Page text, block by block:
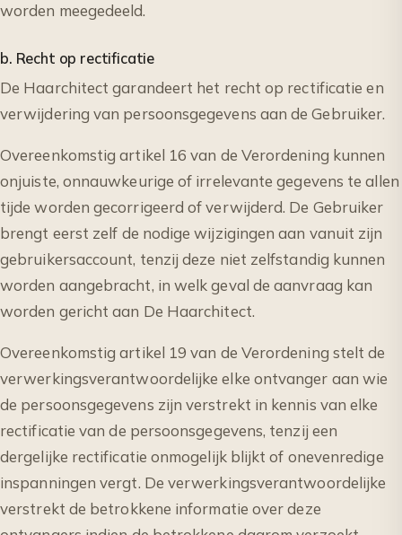
worden meegedeeld.
b. Recht op rectificatie
De Haarchitect garandeert het recht op rectificatie en
verwijdering van persoonsgegevens aan de Gebruiker.
Overeenkomstig artikel 16 van de Verordening kunnen
onjuiste, onnauwkeurige of irrelevante gegevens te allen
tijde worden gecorrigeerd of verwijderd. De Gebruiker
brengt eerst zelf de nodige wijzigingen aan vanuit zijn
gebruikersaccount, tenzij deze niet zelfstandig kunnen
worden aangebracht, in welk geval de aanvraag kan
worden gericht aan De Haarchitect.
Overeenkomstig artikel 19 van de Verordening stelt de
verwerkingsverantwoordelijke elke ontvanger aan wie
de persoonsgegevens zijn verstrekt in kennis van elke
rectificatie van de persoonsgegevens, tenzij een
dergelijke rectificatie onmogelijk blijkt of onevenredige
inspanningen vergt. De verwerkingsverantwoordelijke
verstrekt de betrokkene informatie over deze